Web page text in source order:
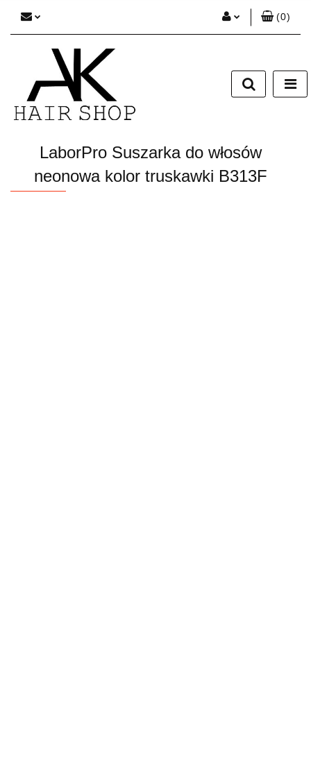
Zarejestruj się
Dodaj zgłoszenie
(0)
LaborPro Suszarka do włosów
neonowa kolor truskawki B313F